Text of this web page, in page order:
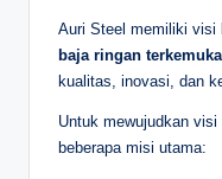
Auri Steel memiliki visi
baja ringan
kualitas, inovasi, dan
Untuk mewujudkan
beberapa misi utama: